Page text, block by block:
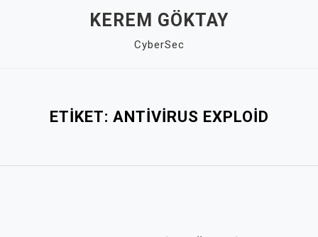
KEREM GÖKTAY
CyberSec
ETIKET: ANTIVIRUS EXPLOID